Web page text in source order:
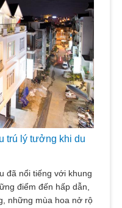
Lạt các bạn nhé!
trú lý tưởng khi du
đã nổi tiếng với khung
điểm đến hấp dẫn,
những mùa hoa nở rộ